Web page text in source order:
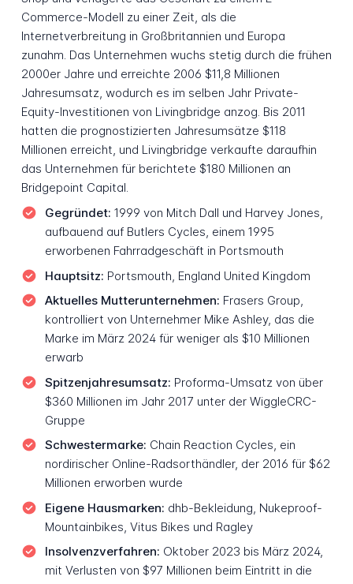
Commerce-Modell zu einer Zeit, als die
Internetverbreitung in Großbritannien und Europa
zunahm. Das Unternehmen wuchs stetig durch die frühen
2000er Jahre und erreichte 2006 $11,8 Millionen
Jahresumsatz, wodurch es im selben Jahr Private-
Equity-Investitionen von Livingbridge anzog. Bis 2011
hatten die prognostizierten Jahresumsätze $118
Millionen erreicht, und Livingbridge verkaufte daraufhin
das Unternehmen für berichtete $180 Millionen an
Bridgepoint Capital.
Gegründet: 1999 von Mitch Dall und Harvey Jones,
aufbauend auf Butlers Cycles, einem 1995
erworbenen Fahrradgeschäft in Portsmouth
Hauptsitz: Portsmouth, England United Kingdom
Aktuelles Mutterunternehmen: Frasers Group,
kontrolliert von Unternehmer Mike Ashley, das die
Marke im März 2024 für weniger als $10 Millionen
erwarb
Spitzenjahresumsatz: Proforma-Umsatz von über
$360 Millionen im Jahr 2017 unter der WiggleCRC-
Gruppe
Schwestermarke: Chain Reaction Cycles, ein
nordirischer Online-Radsorthändler, der 2016 für $62
Millionen erworben wurde
Eigene Hausmarken: dhb-Bekleidung, Nukeproof-
Mountainbikes, Vitus Bikes und Ragley
Insolvenzverfahren: Oktober 2023 bis März 2024,
mit Verlusten von $97 Millionen beim Eintritt in die